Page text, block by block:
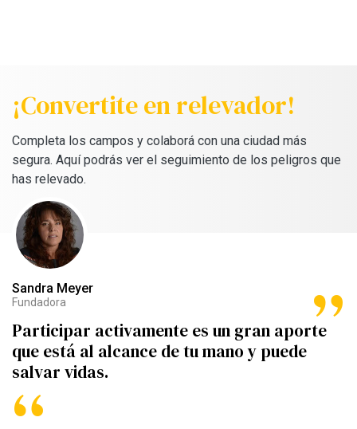
¡Convertite en relevador!
Completa los campos y colaborá con una ciudad más
segura. Aquí podrás ver el seguimiento de los peligros que
has relevado.
Sandra Meyer
Fundadora
Participar activamente es un gran aporte
que está al alcance de tu mano y puede
salvar vidas.